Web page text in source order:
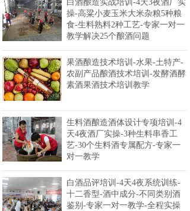
白酒酿造实战培训-4天3夜酒厂实
操-高粱小麦玉米大米杂粮5种粮
食-生料熟料2种工艺-专家一对一
教学解决25个酿酒问题
果酒酿造技术培训-水果-土特产-
农副产品酿酒技术培训-发酵酒酵
素酒果酒技术培训教学
生料酒酿造酒体设计专项培训-4
天4夜酒厂实操-3种生料串香工
艺-30个生料酒专属配方-专家一
对一教学
白酒品评培训-4天4夜系统训练-
十二香型-酒中成分-不同类别酒
鉴别-专家一对一教学-全程实操